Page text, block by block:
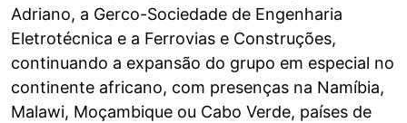
Adriano, a Gerco-Sociedade de Engenharia
Eletrotécnica e a Ferrovias e Construções,
continuando a expansão do grupo em especial no
continente africano, com presenças na Namíbia,
Malawi, Moçambique ou Cabo Verde, países de